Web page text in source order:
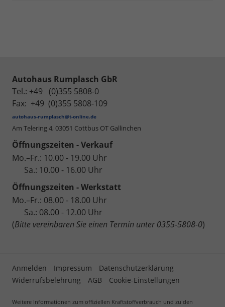
Autohaus Rumplasch GbR
Tel.: +49 (0)355 5808-0
Fax: +49 (0)355 5808-109
autohaus-rumplasch@t-online.de
Am Telering 4, 03051 Cottbus OT Gallinchen
Öffnungszeiten - Verkauf
Mo.–Fr.: 10.00 - 19.00 Uhr
Sa.: 10.00 - 16.00 Uhr
Öffnungszeiten - Werkstatt
Mo.–Fr.: 08.00 - 18.00 Uhr
Sa.: 08.00 - 12.00 Uhr
(Bitte vereinbaren Sie einen Termin unter 0355-5808-0)
Anmelden Impressum
Datenschutzerklärung
Widerrufsbelehrung
AGB Cookie-Einstellungen
Weitere Informationen zum offiziellen Kraftstoffverbrauch und zu den